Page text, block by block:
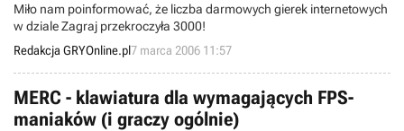
Miło nam poinformować, że liczba darmowych gierek internetowych
w dziale Zagraj przekroczyła 3000!
Redakcja GRYOnline.pl7 marca 2006 11:57
MERC - klawiatura dla wymagających FPS-
maniaków (i graczy ogólnie)